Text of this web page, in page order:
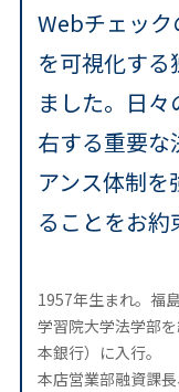
Webチェッ
を可視化する
ました。日
右する重要な
アンス体制
ることをお約
1957年生まれ。福
学習院大学法学部
本銀行）に入行。
本店営業部融資課